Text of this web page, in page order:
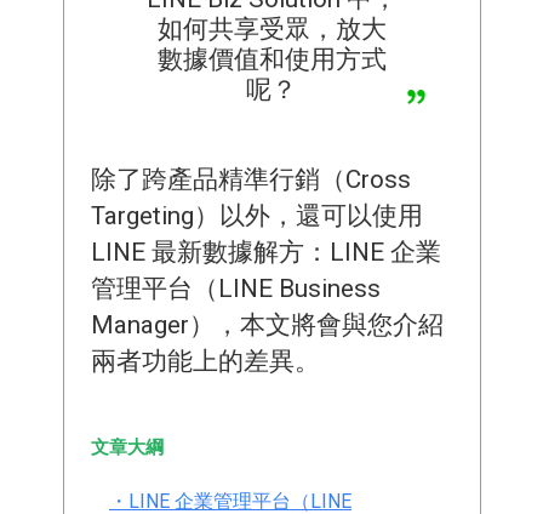
如何共享受眾，放大
數據價值和使用方式
呢？
除了跨產品精準行銷（Cross
Targeting）以外，還可以使用
LINE 最新數據解方：LINE 企業
管理平台（LINE Business
Manager），本文將會與您介紹
兩者功能上的差異。
文章大綱
・LINE 企業管理平台（LINE